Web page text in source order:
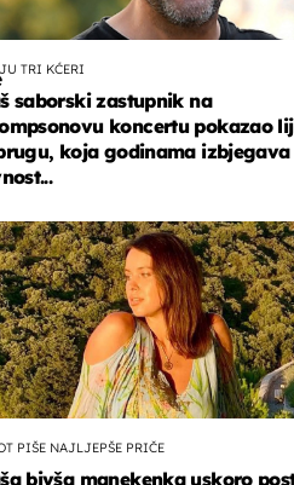
TRI KĆERI
saborski zastupnik na
koncertu pokazao
koja godinama izbjegava
PIŠE NAJLJEPŠE PRIČE
bivša manekenka uskoro